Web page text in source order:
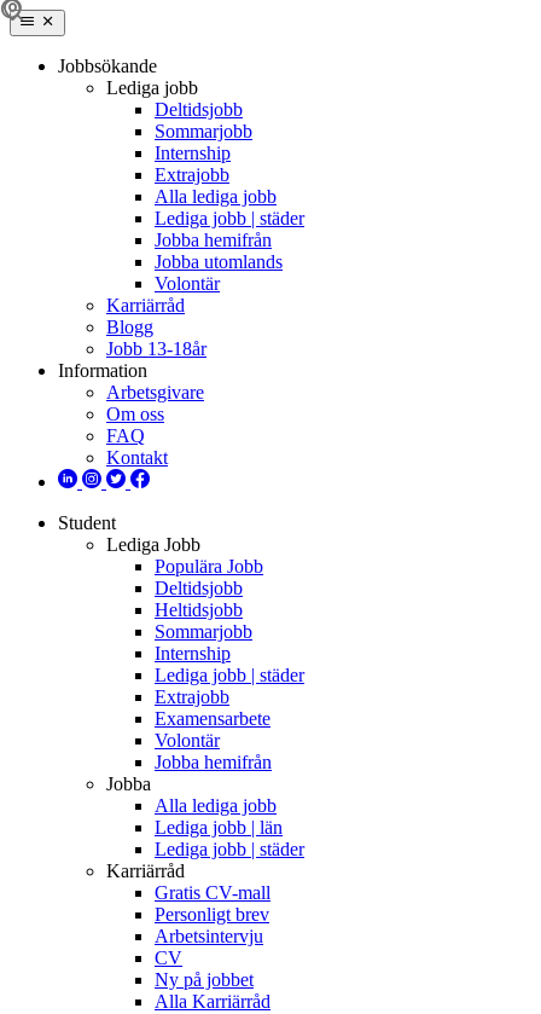
Jobbsökande
Lediga jobb
Deltidsjobb
Sommarjobb
Internship
Extrajobb
Alla lediga jobb
Lediga jobb | städer
Jobba hemifrån
Jobba utomlands
Volontär
Karriärråd
Blogg
Jobb 13-18år
Information
Arbetsgivare
Om oss
FAQ
Kontakt
Student
Lediga Jobb
Populära Jobb
Deltidsjobb
Heltidsjobb
Sommarjobb
Internship
Lediga jobb | städer
Extrajobb
Examensarbete
Volontär
Jobba hemifrån
Jobba
Alla lediga jobb
Lediga jobb | län
Lediga jobb | städer
Karriärråd
Gratis CV-mall
Personligt brev
Arbetsintervju
CV
Ny på jobbet
Alla Karriärråd